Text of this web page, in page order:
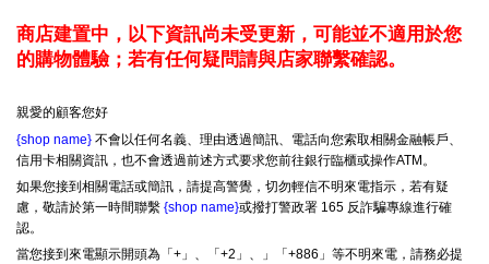
商店建置中，以下資訊尚未受更新，可能並不適用於您
的購物體驗；若有任何疑問請與店家聯繫確認。
親愛的顧客您好
{shop name} 不會以任何名義、理由透過簡訊、電話向您索取相關金融帳戶、
信用卡相關資訊，也不會透過前述方式要求您前往銀行臨櫃或操作ATM。
如果您接到相關電話或簡訊，請提高警覺，切勿輕信不明來電指示，若有疑
慮，敬請於第一時間聯繫 {shop name}或撥打警政署 165 反詐騙專線進行確
認。
當您接到來電顯示開頭為「+」、「+2」、」「+886」等不明來電，請務必提